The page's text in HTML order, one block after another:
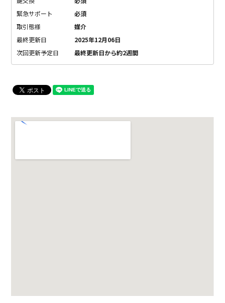
緊急サポート
必須
取引態様
媒介
最終更新日
2025年12月06日
次回更新予定日
最終更新日から約2週間